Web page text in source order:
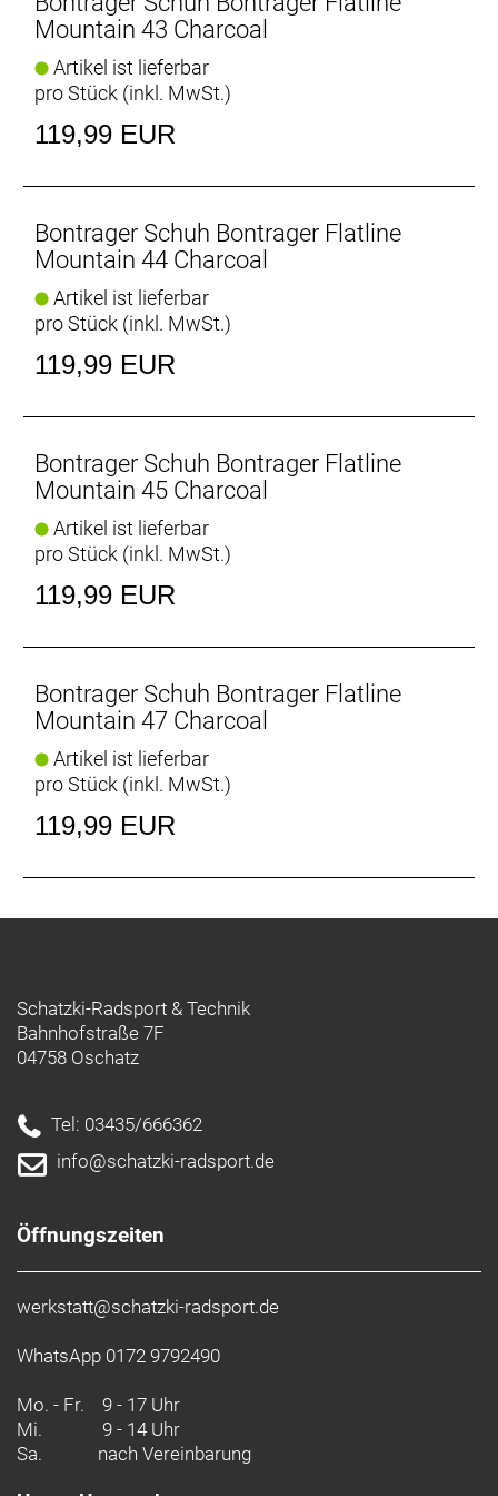
Das große Angebot an Unisex-Größen lässt Fahrer
jeden Geschlechts von denselben großartigen
Performance-Features und Farboptionen
profitieren.
- Fasergehalt (Sohle): 65 % Ethylenvinylacetat /
35 % Gummi
thermoplastisches Polyurethan, 8 % Polyester
Mountain 43 Charcoal
Artikel ist lieferbar
pro Stück (inkl. MwSt.)
119,99 EUR
Bontrager Schuh Bontrager Flatline
Mountain 44 Charcoal
Artikel ist lieferbar
pro Stück (inkl. MwSt.)
119,99 EUR
Bontrager Schuh Bontrager Flatline
Mountain 45 Charcoal
Artikel ist lieferbar
pro Stück (inkl. MwSt.)
119,99 EUR
Bontrager Schuh Bontrager Flatline
Mountain 47 Charcoal
Artikel ist lieferbar
pro Stück (inkl. MwSt.)
119,99 EUR
Schatzki-Radsport & Technik
Bahnhofstraße 7F
04758 Oschatz
Tel: 03435/666362
info@schatzki-radsport.de
Öffnungszeiten
werkstatt@schatzki-radsport.de
WhatsApp 0172 9792490
Mo. - Fr. 9 - 17 Uhr
Mi.
9 - 14 Uhr
Sa.
nach Vereinbarung